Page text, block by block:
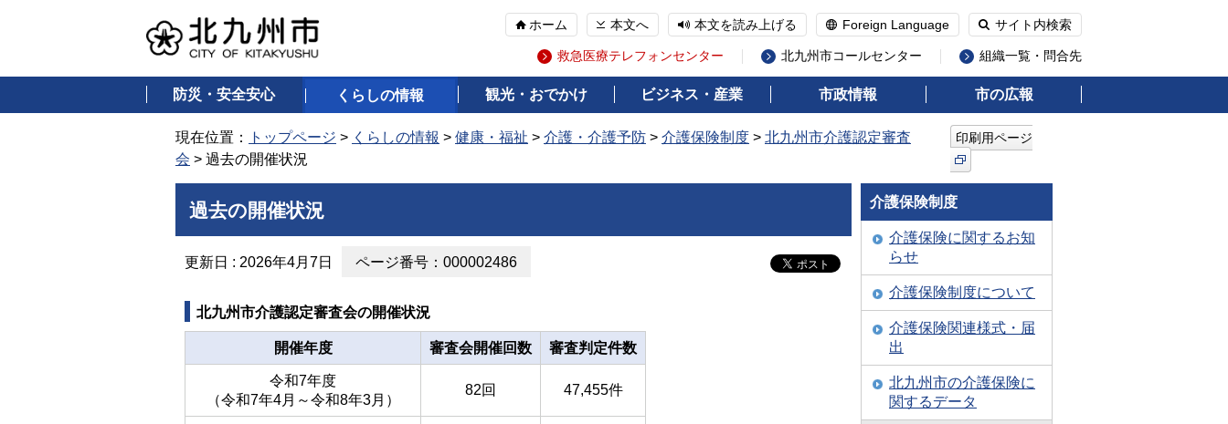
ホーム 本文へ 本文を読み上げる Foreign Language サイト内検索
救急医療テレフォンセンター 北九州市コールセンター 組織一覧・問合先
防災・安全安心 くらしの情報 観光・おでかけ ビジネス・産業 市政情報 市の広報
現在位置： トップページ > くらしの情報 > 健康・福祉 > 介護・介護予防 > 介護保険制度 > 北九州市介護認定審査
会 > 過去の開催状況
印刷用ページ
過去の開催状況
更新日 : 2026年4月7日 ページ番号：000002486
北九州市介護認定審査会の開催状況
開催年度 審査会開催回数 審査判定件数
令和7年度
（令和7年4月～令和8年3月）
82回 47,455件
介護保険制度
介護保険に関するお知
らせ
介護保険制度について
介護保険関連様式・届
出
北九州市の介護保険に
関するデータ